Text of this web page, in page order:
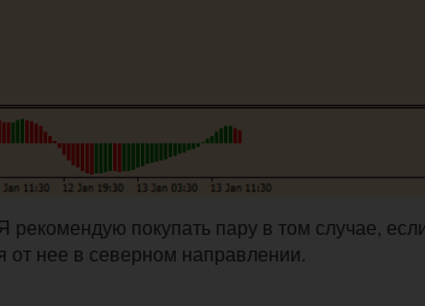
покупать пару в том случае,
от нее в северном направлении.